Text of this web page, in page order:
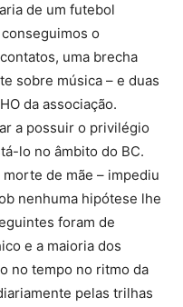
de um futebol
o
uma brecha
sobre música – e duas
da associação.
a possuir o privilégio
lo no âmbito do BC.
de mãe – impediu
nenhuma hipótese lhe
foram de
e a maioria dos
no tempo no ritmo da
pelas trilhas